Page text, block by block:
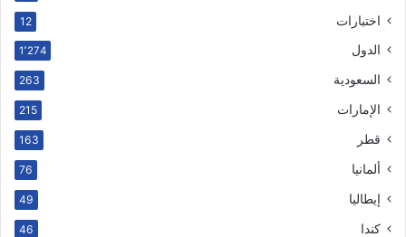
اختبارات 12
الدول 1٬274
السعودية 263
الإمارات 215
قطر 163
ألمانيا 76
إيطاليا 49
كندا 46